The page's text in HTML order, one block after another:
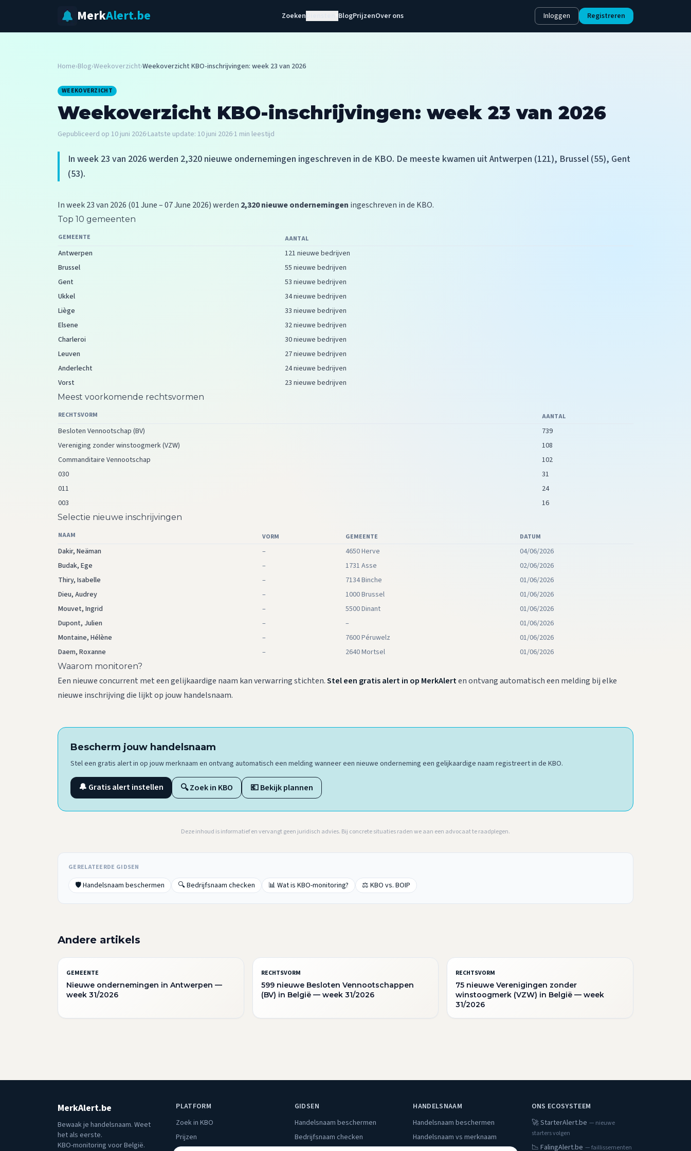
MerkAlert.be Zoeken BlogPrijzenOver ons Inloggen Registreren
Home›Blog›Weekoverzicht›Weekoverzicht KBO-inschrijvingen: week 23 van 2026
WEEKOVERZICHT
Weekoverzicht KBO-inschrijvingen: week 23 van 2026
Gepubliceerd op 10 juni 2026·Laatste update: 10 juni 2026·1 min leestijd
In week 23 van 2026 werden 2,320 nieuwe ondernemingen ingeschreven in de KBO. De meeste kwamen uit Antwerpen (121), Brussel (55), Gent
(53).
In week 23 van 2026 (01 June – 07 June 2026) werden 2,320 nieuwe ondernemingen ingeschreven in de KBO.
Top 10 gemeenten
GEMEENTE AANTAL
Antwerpen
121 nieuwe bedrijven
Brussel
55 nieuwe bedrijven
Gent
53 nieuwe bedrijven
Ukkel
34 nieuwe bedrijven
Liège
33 nieuwe bedrijven
Elsene
32 nieuwe bedrijven
Charleroi
30 nieuwe bedrijven
Leuven
27 nieuwe bedrijven
Anderlecht
24 nieuwe bedrijven
Vorst
23 nieuwe bedrijven
Meest voorkomende rechtsvormen
RECHTSVORM AANTAL
Besloten Vennootschap (BV)
739
Vereniging zonder winstoogmerk (VZW)
108
Commanditaire Vennootschap
102
030
31
011
24
003
16
Selectie nieuwe inschrijvingen
NAAM VORM GEMEENTE DATUM
Dakir, Neäman – 4650 Herve
04/06/2026
Budak, Ege
– 1731 Asse
02/06/2026
Thiry, Isabelle
– 7134 Binche
01/06/2026
Dieu, Audrey
– 1000 Brussel
01/06/2026
Mouvet, Ingrid
– 5500 Dinant
01/06/2026
Dupont, Julien
– –
01/06/2026
Montaine, Hélène
– 7600 Péruwelz
01/06/2026
Daem, Roxanne
– 2640 Mortsel 01/06/2026
Waarom monitoren?
Een nieuwe concurrent met een gelijkaardige naam kan verwarring stichten.Stel een gratis alert in op MerkAlerten ontvang automatisch een melding bij elke
nieuwe inschrijving die lijkt op jouw handelsnaam.
Bescherm jouw handelsnaam
Stel een gratis alert in op jouw merknaam en ontvang automatisch een melding wanneer een nieuwe onderneming een gelijkaardige naam registreert in de KBO.
🔔 Gratis alert instellen 🔍 Zoek in KBO 💶 Bekijk plannen
Deze inhoud is informatief en vervangt geen juridisch advies. Bij concrete situaties raden we aan een advocaat te raadplegen.
GERELATEERDE GIDSEN
🛡️ Handelsnaam beschermen 🔍 Bedrijfsnaam checken 📊 Wat is KBO-monitoring? ⚖️ KBO vs. BOIP
Andere artikels
GEMEENTE
Nieuwe ondernemingen in Antwerpen —
week 31/2026
RECHTSVORM
599 nieuwe Besloten Vennootschappen
(BV) in België — week 31/2026
RECHTSVORM
75 nieuwe Verenigingen zonder
winstoogmerk (VZW) in België — week
31/2026
MerkAlert.be
Bewaak je handelsnaam. Weet
het als eerste.
KBO-monitoring voor België.
PLATFORM
Zoek in KBO
Prijzen
GIDSEN
Handelsnaam beschermen
Bedrijfsnaam checken
HANDELSNAAM
Handelsnaam beschermen
Handelsnaam vs merknaam
ONS ECOSYSTEEM
🚀 StarterAlert.be — nieuwe
starters volgen
📉 FalingAlert.be — faillissementen